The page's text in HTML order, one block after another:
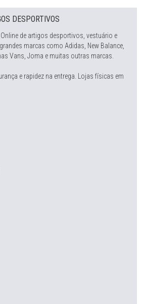
DESPORTIVOS
de artigos desportivos, vestuário e
marcas como Adidas, New Balance,
Vans, Joma e muitas outras marcas.
e rapidez na entrega. Lojas físicas em